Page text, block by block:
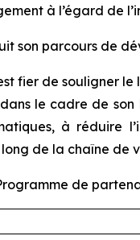
à l’égard de
son parcours de
fier de souligner
le cadre de
à réduire
de la chaîne de
de